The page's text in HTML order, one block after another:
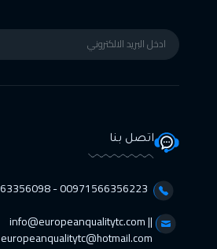
اتصل بنا
00971566356223 - 00971563356098⁩
info@europeanqualitytc.com ||
europeanqualitytc@hotmail.com